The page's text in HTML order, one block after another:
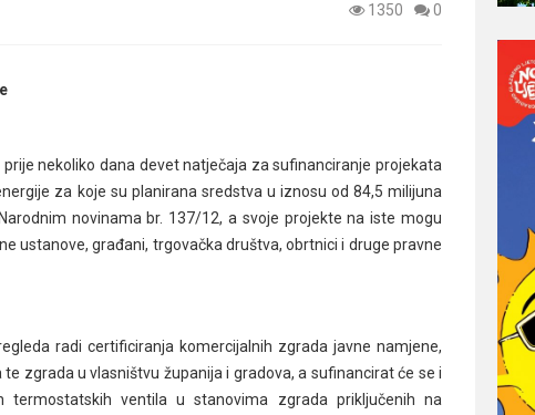
1350 0
nekoliko dana devet natječaja za sufinanciranje projekata
za koje su planirana sredstva u iznosu od 84,5 milijuna
novinama br. 137/12, a svoje projekte na iste mogu
ustanove, građani, trgovačka društva, obrtnici i druge pravne
radi certificiranja komercijalnih zgrada javne namjene,
zgrada u vlasništvu županija i gradova, a sufinancirat će se i
termostatskih ventila u stanovima zgrada priključenih na